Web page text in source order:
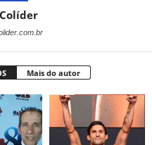
Mais do autor